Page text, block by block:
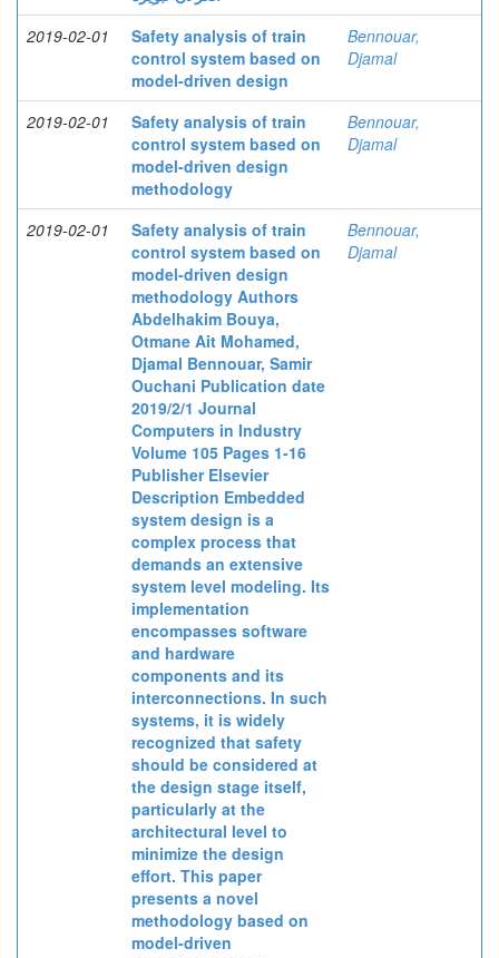
2019-02-01
Safety analysis of train
control system based on
model-driven design
Bennouar,
Djamal
2019-02-01
Safety analysis of train
control system based on
model-driven design
methodology
Bennouar,
Djamal
2019-02-01
Safety analysis of train
control system based on
model-driven design
methodology Authors
Abdelhakim Bouya,
Otmane Ait Mohamed,
Djamal Bennouar, Samir
Ouchani Publication date
2019/2/1 Journal
Computers in Industry
Volume 105 Pages 1-16
Publisher Elsevier
Description Embedded
system design is a
complex process that
demands an extensive
system level modeling. Its
implementation
encompasses software
and hardware
components and its
interconnections. In such
systems, it is widely
recognized that safety
should be considered at
the design stage itself,
particularly at the
architectural level to
minimize the design
effort. This paper
presents a novel
methodology based on
model-driven
Bennouar,
Djamal